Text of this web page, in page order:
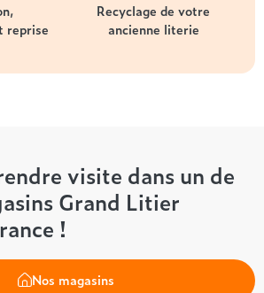
reprise
Recyclage de votre
ancienne literie
visite dans un de
Grand Litier
!
Nos magasins